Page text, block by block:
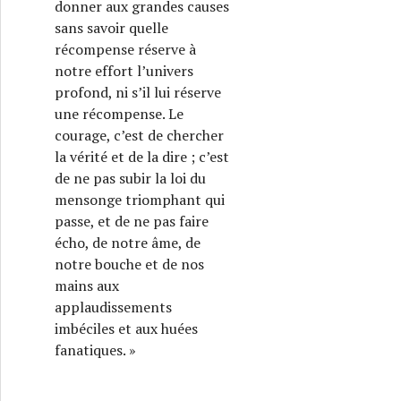
donner aux grandes causes
sans savoir quelle
récompense réserve à
notre effort l’univers
profond, ni s’il lui réserve
une récompense. Le
courage, c’est de chercher
la vérité et de la dire ; c’est
de ne pas subir la loi du
mensonge triomphant qui
passe, et de ne pas faire
écho, de notre âme, de
notre bouche et de nos
mains aux
applaudissements
imbéciles et aux huées
fanatiques. »